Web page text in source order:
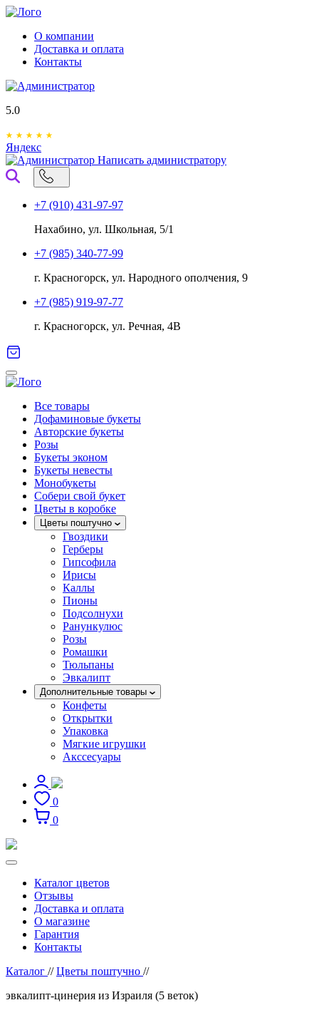
О компании
Доставка и оплата
Контакты
5.0
Яндекс
Написать администратору
+7 (910) 431-97-97
Нахабино, ул. Школьная, 5/1
+7 (985) 340-77-99
г. Красногорск, ул. Народного ополчения, 9
+7 (985) 919-97-77
г. Красногорск, ул. Речная, 4В
Все товары
Дофаминовые букеты
Авторские букеты
Розы
Букеты эконом
Букеты невесты
Монобукеты
Собери свой букет
Цветы в коробке
Цветы поштучно
Гвоздики
Герберы
Гипсофила
Ирисы
Каллы
Пионы
Подсолнухи
Ранункулюс
Розы
Ромашки
Тюльпаны
Эвкалипт
Дополнительные товары
Конфеты
Открытки
Упаковка
Мягкие игрушки
Акссесуары
0
0
Каталог цветов
Отзывы
Доставка и оплата
О магазине
Гарантия
Контакты
Каталог // Цветы поштучно //
эвкалипт-цинерия из Израиля (5 веток)